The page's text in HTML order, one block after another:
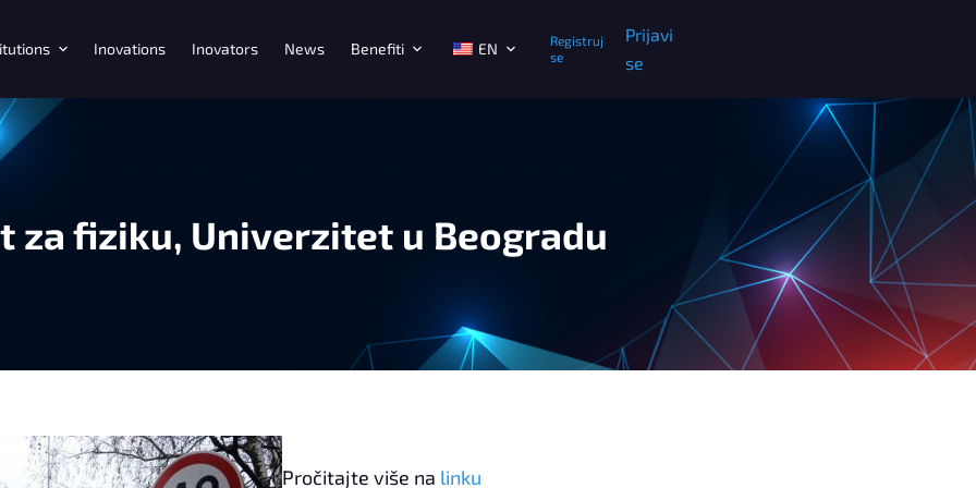
Inovations Inovators News Benefiti EN
Registruj
se
Prijavi
se
za fiziku, Univerzitet u Beogradu
Pročitajte više na linku